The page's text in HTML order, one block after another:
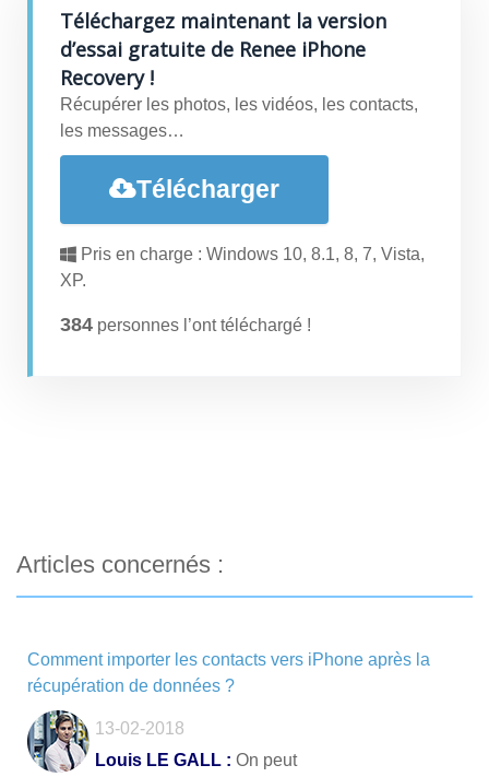
Téléchargez maintenant la version
d’essai gratuite de Renee iPhone
Recovery !
Récupérer les photos, les vidéos, les contacts,
les messages…
Télécharger
Pris en charge : Windows 10, 8.1, 8, 7, Vista,
XP.
384 personnes l’ont téléchargé !
Articles concernés :
Comment importer les contacts vers iPhone après la
récupération de données ?
13-02-2018
Louis LE GALL : On peut